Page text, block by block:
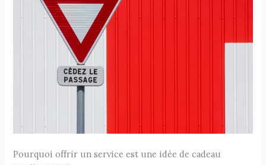
Pourquoi offrir un service est une idée de cadeau